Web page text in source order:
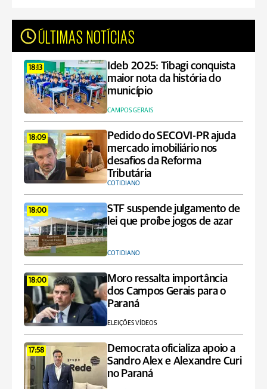
ÚLTIMAS NOTÍCIAS
18:13
Ideb 2025: Tibagi conquista
maior nota da história do
município
CAMPOS GERAIS
18:09
Pedido do SECOVI-PR ajuda
mercado imobiliário nos
desafios da Reforma
Tributária
COTIDIANO
18:00
STF suspende julgamento de
lei que proíbe jogos de azar
COTIDIANO
18:00
Moro ressalta importância
dos Campos Gerais para o
Paraná
ELEIÇÕES VÍDEOS
17:58
Democrata oficializa apoio a
Sandro Alex e Alexandre Curi
no Paraná